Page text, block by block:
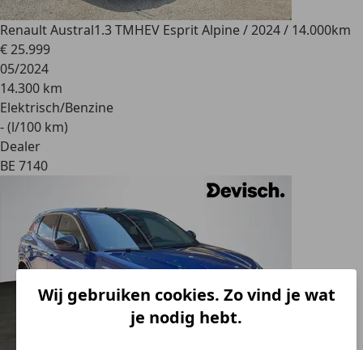
Wij gebruiken cookies. Zo vind je wat
je nodig hebt.
Renault Austral1.3 TMHEV Esprit Alpine / 2024 / 14.000km
€ 25.999
05/2024
14.300 km
Elektrisch/Benzine
- (l/100 km)
Dealer
BE 7140